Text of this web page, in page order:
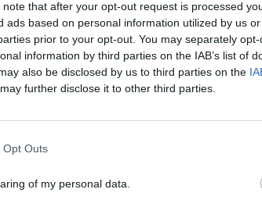
that after your opt-out request is processed
ads based on personal information utilized by us
prior to your opt-out. You may separately
information by third parties on the IAB’s list of
also be disclosed by us to third parties on the
further disclose it to other third parties.
Opt Outs
of my personal data.
veto är bland annat de som ligger